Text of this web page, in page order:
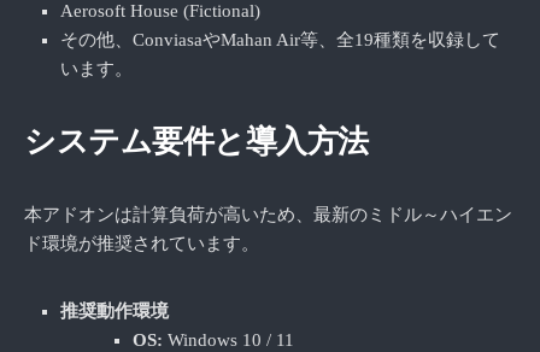
Aerosoft House (Fictional)
その他、ConviasaやMahan Air等、全19種類を収録して
います。
システム要件と導入方法
本アドオンは計算負荷が高いため、最新のミドル～ハイエン
ド環境が推奨されています。
推奨動作環境
OS: Windows 10 / 11